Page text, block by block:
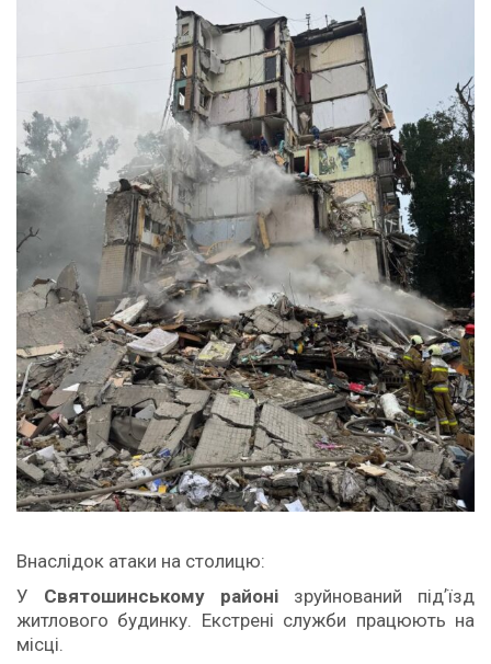
Внаслідок атаки на столицю:
У Святошинському районі зруйнований підʼїзд
житлового будинку. Екстрені служби працюють на
місці.